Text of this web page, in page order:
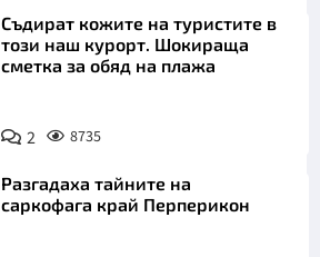
Съдират кожите на туристите в
този наш курорт. Шокираща
сметка за обяд на плажа
2 8735
Разгадаха тайните на
саркофага край Перперикон